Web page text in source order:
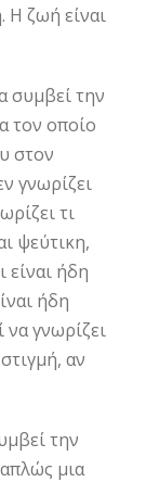
Η ζωή είναι
συμβεί την
τον οποίο
στον
γνωρίζει
τι
ψεύτικη,
είναι ήδη
ήδη
γνωρίζει
αν
την
μια